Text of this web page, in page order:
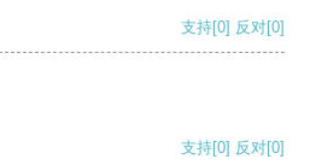
支持[0] 反对[0]
支持[0] 反对[0]